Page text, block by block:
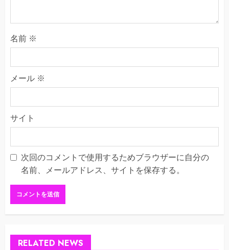
名前 ※
メール ※
サイト
次回のコメントで使用するためブラウザーに自分の
名前、メールアドレス、サイトを保存する。
RELATED NEWS